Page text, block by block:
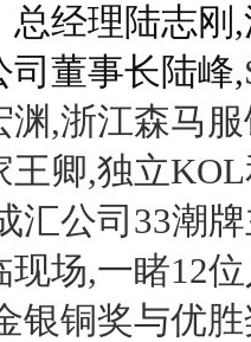
经理陆志刚
司董事长陆峰,
渊,浙江森马
王卿,独立KOL
汇公司 33潮
现场,一睹12
银铜奖与优